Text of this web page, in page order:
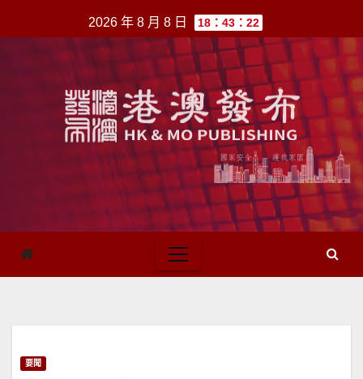
至
2026 年 8 月 8 日 18：43：22
要聞